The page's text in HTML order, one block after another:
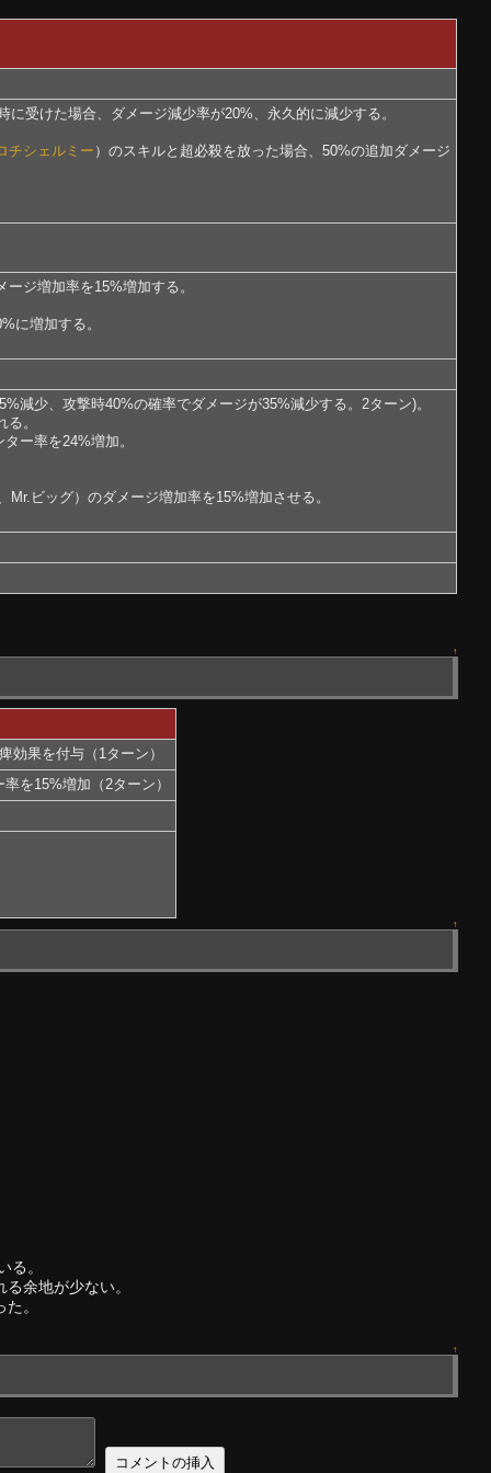
受けた場合、ダメージ減少率が20%、永久的に減少する。
チシェルミー ）のスキルと超必殺を放った場合、50%の追加ダメージ
ジ増加率を15%増加する。
に増加する。
減少、攻撃時40%の確率でダメージが35%減少する。2ターン)。
。
ー率を24%増加。
ビッグ）のダメージ増加率を15%増加させる。
↑
効果を付与（1ターン）
を15%増加（2ターン）
↑
る。
余地が少ない。
。
↑